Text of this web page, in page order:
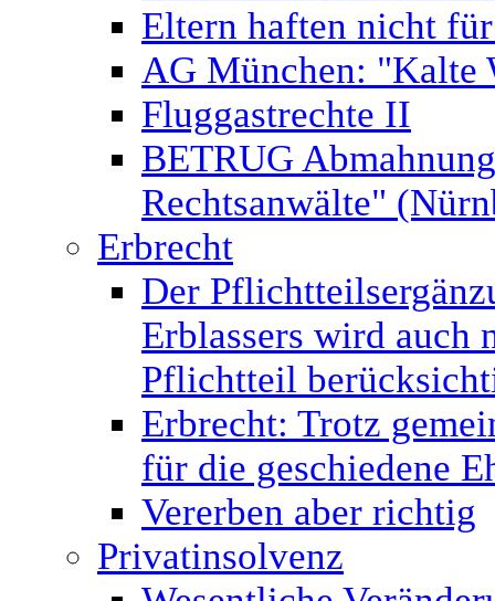
Eltern haften nicht
AG München: "Kalte
Fluggastrechte II
BETRUG
Rechtsanwälte"
Erbrecht
Der
Erblassers wird auch
Pflichtteil
Erbrecht: Trotz
für die geschiedene
Vererben aber richtig
Privatinsolvenz